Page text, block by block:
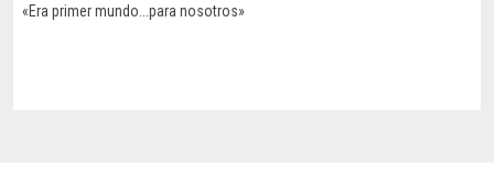
«Era primer mundo...para nosotros»CONOCE SU HISTORIA